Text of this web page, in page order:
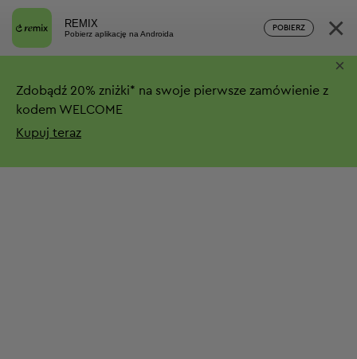
REMIX
Pobierz aplikację na Androida
POBIERZ ×
Zdobądź 20% zniżki* na swoje pierwsze zamówienie z
kodem WELCOME
Kupuj teraz
×